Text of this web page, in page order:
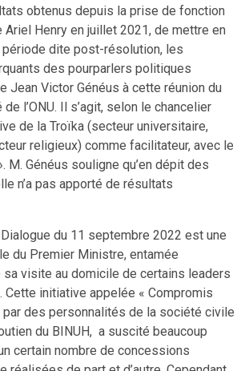
obtenus depuis la prise de fonction
Henry en juillet 2021, de mettre en
période dite post-résolution, les
des pourparlers politiques
Jean Victor Généus à cette réunion du
l’ONU. Il s’agit, selon le chancelier
de la Troïka (secteur universitaire,
religieux) comme facilitateur, avec le
M. Généus souligne qu’en dépit des
n’a pas apporté de résultats
du 11 septembre 2022 est une
du Premier Ministre, entamée
visite au domicile de certains leaders
Cette initiative appelée « Compromis
par des personnalités de la société civile
du BINUH, a suscité beaucoup
certain nombre de concessions